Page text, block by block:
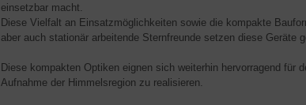
einsetzbar macht.
Diese Vielfalt an Einsatzmöglichkeiten sowie die kompakte
aber auch stationär arbeitende Sternfreunde setzen diese Geräte
Diese kompakten Optiken eignen sich weiterhin hervorragend für
Aufnahme der Himmelsregion zu realisieren.